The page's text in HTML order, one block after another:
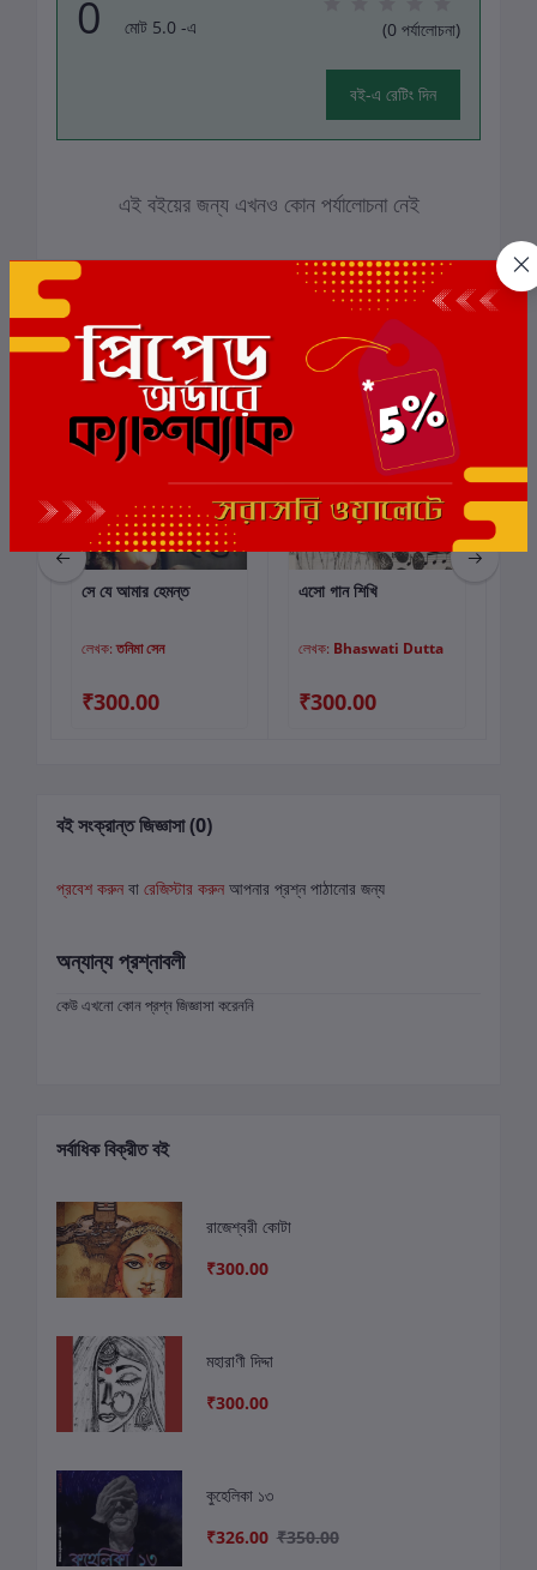
0 মোট 5.0 -এ (0 পর্যালোচনা)
বই-এ রেটিং দিন
এই বইয়ের জন্য এখনও কোন পর্যালোচনা নেই
সংশ্লিষ্ট বই
কার্টে যোগ করুন
সে যে আমার হেমন্ত
লেখক:তনিমা সেন
₹300.00
কার্টে যোগ করুন
এসো গান শিখি
লেখক: Bhaswati Dutta
₹300.00
বই সংক্রান্ত জিজ্ঞাসা (0)
প্রবেশ করুন বা রেজিস্টার করুন আপনার প্রশ্ন পাঠানোর জন্য
অন্যান্য প্রশ্নাবলী
কেউ এখনো কোন প্রশ্ন জিজ্ঞাসা করেননি
সর্বাধিক বিক্রীত বই
রাজেশ্বরী কোটা
₹300.00
মহারাণী দিদ্দা
₹300.00
কুহেলিকা ১৩
₹326.00 ₹350.00